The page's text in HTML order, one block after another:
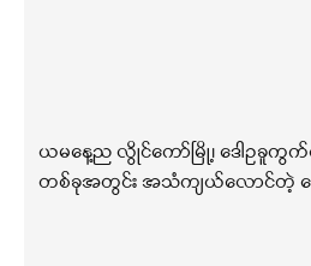
ယမနေ့ည လွိုင်ကော်မြို့၊ ဒေါဥခူကွက်
တစ်ခုအတွင်း အသံကျယ်လောင်တဲ့ ပ